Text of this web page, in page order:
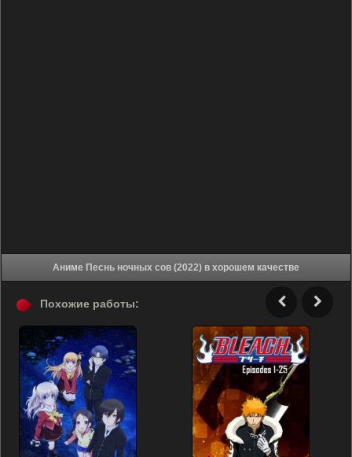
Аниме Песнь ночных сов (2022) в хорошем качестве
Похожие работы: